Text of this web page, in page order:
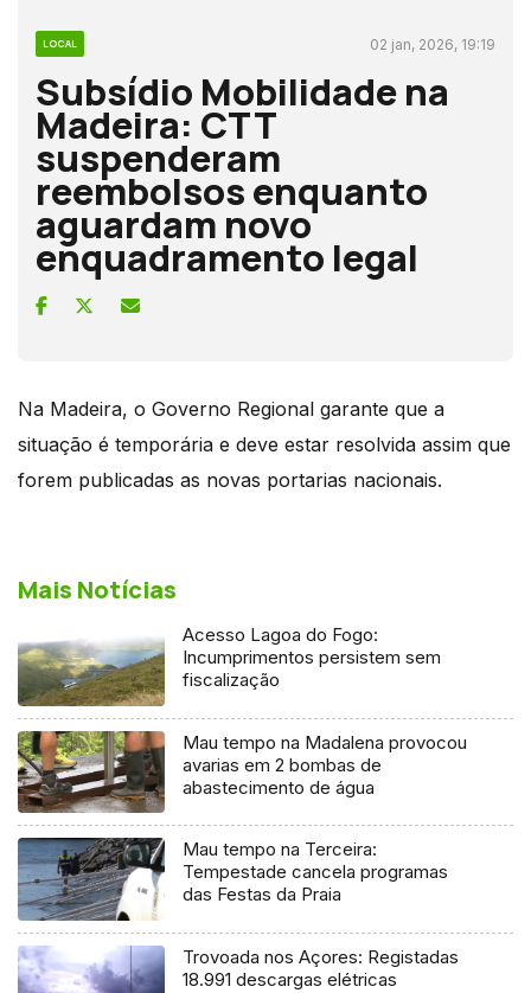
LOCAL 02 jan, 2026, 19:19
Subsídio Mobilidade na
Madeira: CTT
suspenderam
reembolsos enquanto
aguardam novo
enquadramento legal
Na Madeira, o Governo Regional garante que a
situação é temporária e deve estar resolvida assim que
forem publicadas as novas portarias nacionais.
Mais Notícias
Acesso Lagoa do Fogo:
Incumprimentos persistem sem
fiscalização
Mau tempo na Madalena provocou
avarias em 2 bombas de
abastecimento de água
Mau tempo na Terceira:
Tempestade cancela programas
das Festas da Praia
Trovoada nos Açores: Registadas
18.991 descargas elétricas